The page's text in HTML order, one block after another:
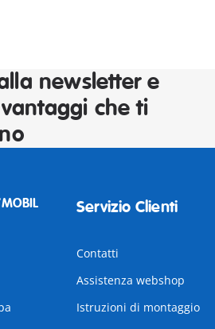
newsletter e
che ti
Servizio Clienti
Contatti
Assistenza webshop
Istruzioni di montaggio